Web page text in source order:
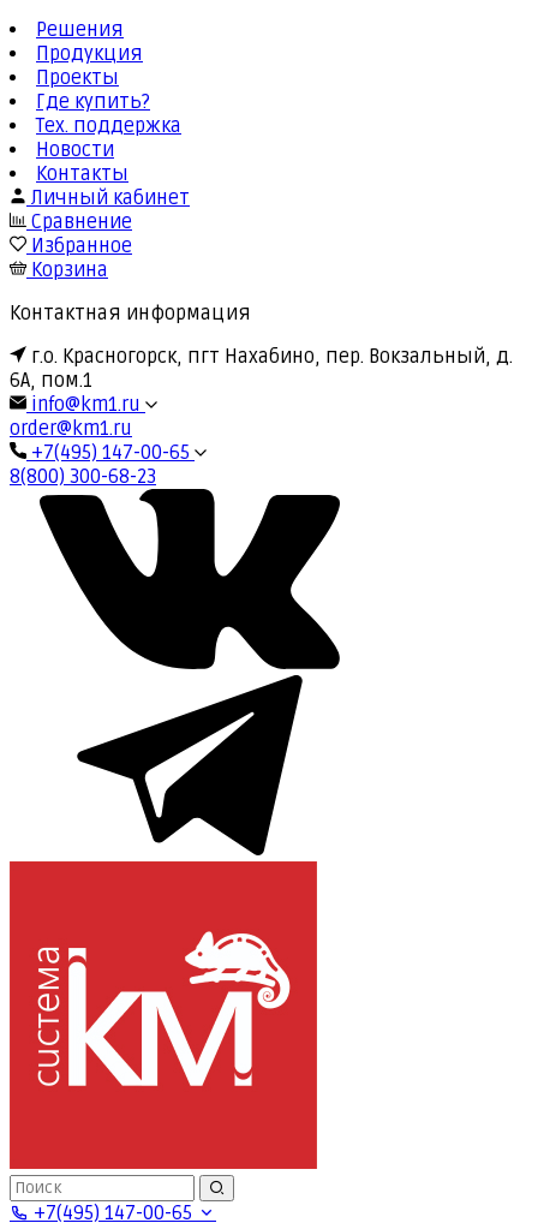
Решения
Продукция
Проекты
Где купить?
Тех. поддержка
Новости
Контакты
Личный кабинет
Сравнение
Избранное
Корзина
Контактная информация
г.о. Красногорск, пгт Нахабино, пер. Вокзальный, д.
6А, пом.1
info@km1.ru
order@km1.ru
+7(495) 147-00-65
8(800) 300-68-23
+7(495) 147-00-65